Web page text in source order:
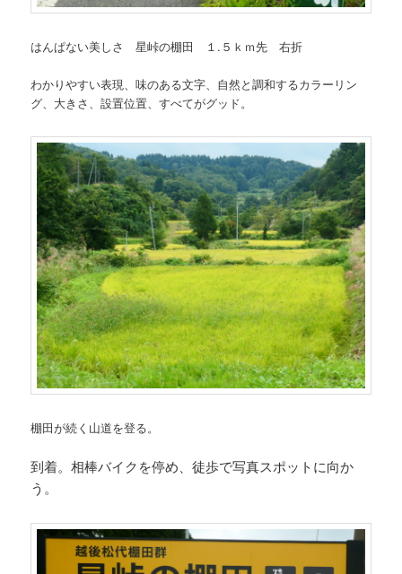
はんぱない美しさ 星峠の棚田 １.５ｋｍ先 右折
わかりやすい表現、味のある文字、自然と調和するカラーリン
グ、大きさ、設置位置、すべてがグッド。
棚田が続く山道を登る。
到着。相棒バイクを停め、徒歩で写真スポットに向か
う。